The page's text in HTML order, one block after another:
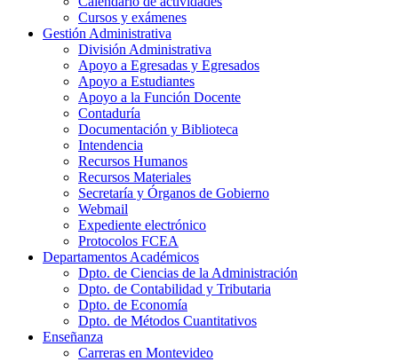
Cursos y exámenes
Gestión Administrativa
División Administrativa
Apoyo a Egresadas y Egresados
Apoyo a Estudiantes
Apoyo a la Función Docente
Contaduría
Documentación y Biblioteca
Intendencia
Recursos Humanos
Recursos Materiales
Secretaría y Órganos de Gobierno
Webmail
Expediente electrónico
Protocolos FCEA
Departamentos Académicos
Dpto. de Ciencias de la Administración
Dpto. de Contabilidad y Tributaria
Dpto. de Economía
Dpto. de Métodos Cuantitativos
Enseñanza
Carreras en Montevideo